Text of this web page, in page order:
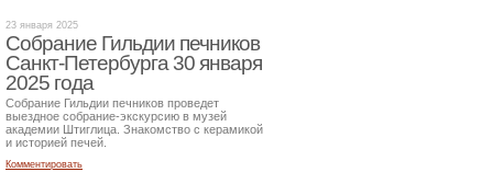
23 января 2025
Собрание Гильдии печников
Санкт-Петербурга 30 января
2025 года
Собрание Гильдии печников проведет
выездное собрание-экскурсию в музей
академии Штиглица. Знакомство с керамикой
и историей печей.
Комментировать